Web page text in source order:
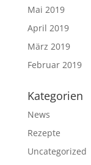
Mai 2019
April 2019
März 2019
Februar 2019
Kategorien
News
Rezepte
Uncategorized